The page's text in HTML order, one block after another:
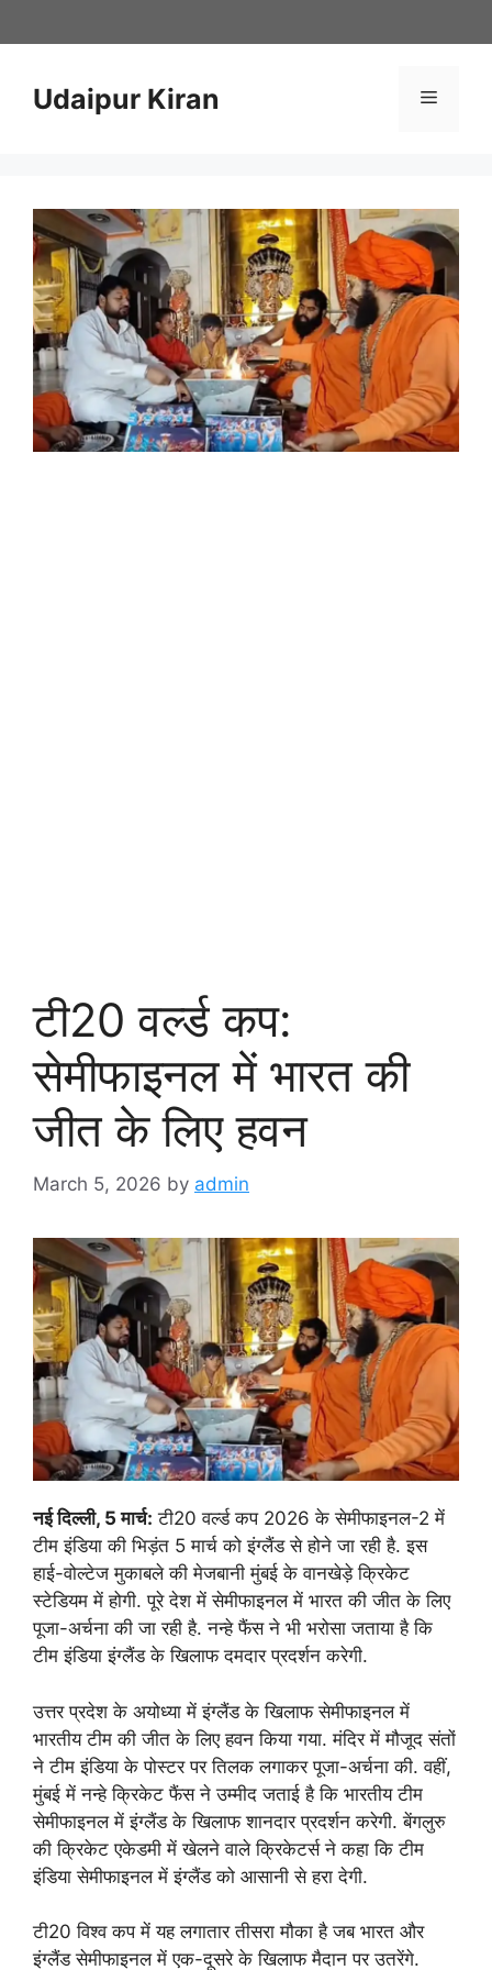
to
Udaipur Kiran Menu
टी20 वर्ल्ड कप:
सेमीफाइनल में भारत की
जीत के लिए हवन
March 5, 2026 by admin
नई दिल्ली, 5 मार्च: टी20 वर्ल्ड कप 2026 के सेमीफाइनल-2 में
टीम इंडिया की भिड़ंत 5 मार्च को इंग्लैंड से होने जा रही है. इस
हाई-वोल्टेज मुकाबले की मेजबानी मुंबई के वानखेड़े क्रिकेट
स्टेडियम में होगी. पूरे देश में सेमीफाइनल में भारत की जीत के लिए
पूजा-अर्चना की जा रही है. नन्हे फैंस ने भी भरोसा जताया है कि
टीम इंडिया इंग्लैंड के खिलाफ दमदार प्रदर्शन करेगी.
उत्तर प्रदेश के अयोध्या में इंग्लैंड के खिलाफ सेमीफाइनल में
भारतीय टीम की जीत के लिए हवन किया गया. मंदिर में मौजूद संतों
ने टीम इंडिया के पोस्टर पर तिलक लगाकर पूजा-अर्चना की. वहीं,
मुंबई में नन्हे क्रिकेट फैंस ने उम्मीद जताई है कि भारतीय टीम
सेमीफाइनल में इंग्लैंड के खिलाफ शानदार प्रदर्शन करेगी. बेंगलुरु
की क्रिकेट एकेडमी में खेलने वाले क्रिकेटर्स ने कहा कि टीम
इंडिया सेमीफाइनल में इंग्लैंड को आसानी से हरा देगी.
टी20 विश्व कप में यह लगातार तीसरा मौका है जब भारत और
इंग्लैंड सेमीफाइनल में एक-दूसरे के खिलाफ मैदान पर उतरेंगे.